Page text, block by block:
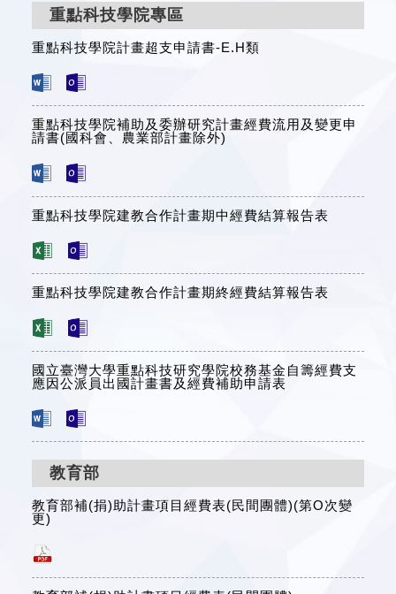
重點科技學院專區
重點科技學院計畫超支申請書-E.H類
重點科技學院補助及委辦研究計畫經費流用及變更申
請書(國科會、農業部計畫除外)
重點科技學院建教合作計畫期中經費結算報告表
重點科技學院建教合作計畫期終經費結算報告表
國立臺灣大學重點科技研究學院校務基金自籌經費支
應因公派員出國計畫書及經費補助申請表
教育部
教育部補(捐)助計畫項目經費表(民間團體)(第O次變
更)